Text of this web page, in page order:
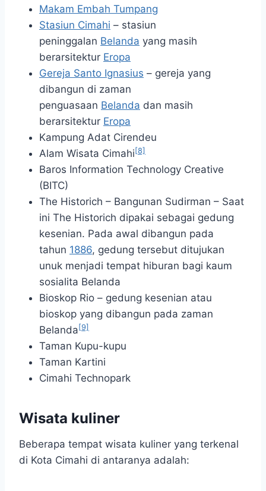
Makam Embah Tumpang
Stasiun Cimahi – stasiun
peninggalan Belanda yang masih
berarsitektur Eropa
Gereja Santo Ignasius – gereja yang
dibangun di zaman
penguasaan Belanda dan masih
berarsitektur Eropa
Kampung Adat Cirendeu
Alam Wisata Cimahi[8]
Baros Information Technology Creative
(BITC)
The Historich – Bangunan Sudirman – Saat
ini The Historich dipakai sebagai gedung
kesenian. Pada awal dibangun pada
tahun 1886, gedung tersebut ditujukan
unuk menjadi tempat hiburan bagi kaum
sosialita Belanda
Bioskop Rio – gedung kesenian atau
bioskop yang dibangun pada zaman
Belanda[9]
Taman Kupu-kupu
Taman Kartini
Cimahi Technopark
Wisata kuliner
Beberapa tempat wisata kuliner yang terkenal
di Kota Cimahi di antaranya adalah: